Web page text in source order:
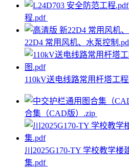
程.pdf
22D4 常用风机、水泵控制
110kV送电线路常用杆塔工
合集（CAD版）.zip
川2025G170-TY 学校教学楼
集.pdf